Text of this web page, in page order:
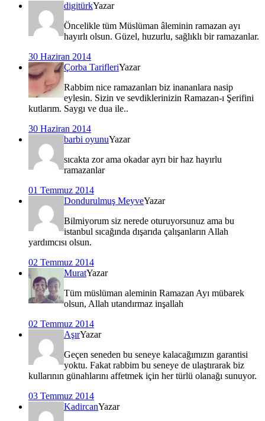
digitürkYazar
Öncelikle tüm Müslüman âleminin ramazan ayı
hayırlı olsun. Güzel, huzurlu, sağlıklı bir ramazanlar.
30 Haziran 2014
Çorba TarifleriYazar
Rabbim nice ramazanları biz inananlara nasip
eylesin. Sizin ve sevdiklerinizin Ramazan-ı Şerifini
kutlarım. Saygı ve dua ile..
30 Haziran 2014
barbi oyunuYazar
sıcakta zor ama okadar ayrı bir haz hayırlu
ramazanlar
01 Temmuz 2014
Dondurulmuş MeyveYazar
Bilmiyorum siz nerede oturuyorsunuz ama bu
istanbul sıcağında dışarıda çalışanların Allah
yardımcısı olsun.
02 Temmuz 2014
MuratYazar
Tüm müslüman aleminin Ramazan Ayı mübarek
olsun, Allah utandırmaz inşallah
02 Temmuz 2014
AşırYazar
Geçen seneden bu seneye kalacağımızın garantisi
yoktu. Fakat rabbim bu seneye de ulaştırarak biz
kullarının günahlarını affetmek için her türlü olanağı sunuyor.
03 Temmuz 2014
KadircanYazar